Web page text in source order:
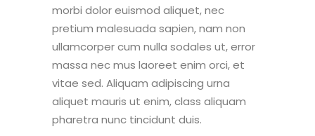
morbi dolor euismod aliquet, nec
pretium malesuada sapien, nam non
ullamcorper cum nulla sodales ut, error
massa nec mus laoreet enim orci, et
vitae sed. Aliquam adipiscing urna
aliquet mauris ut enim, class aliquam
pharetra nunc tincidunt duis.